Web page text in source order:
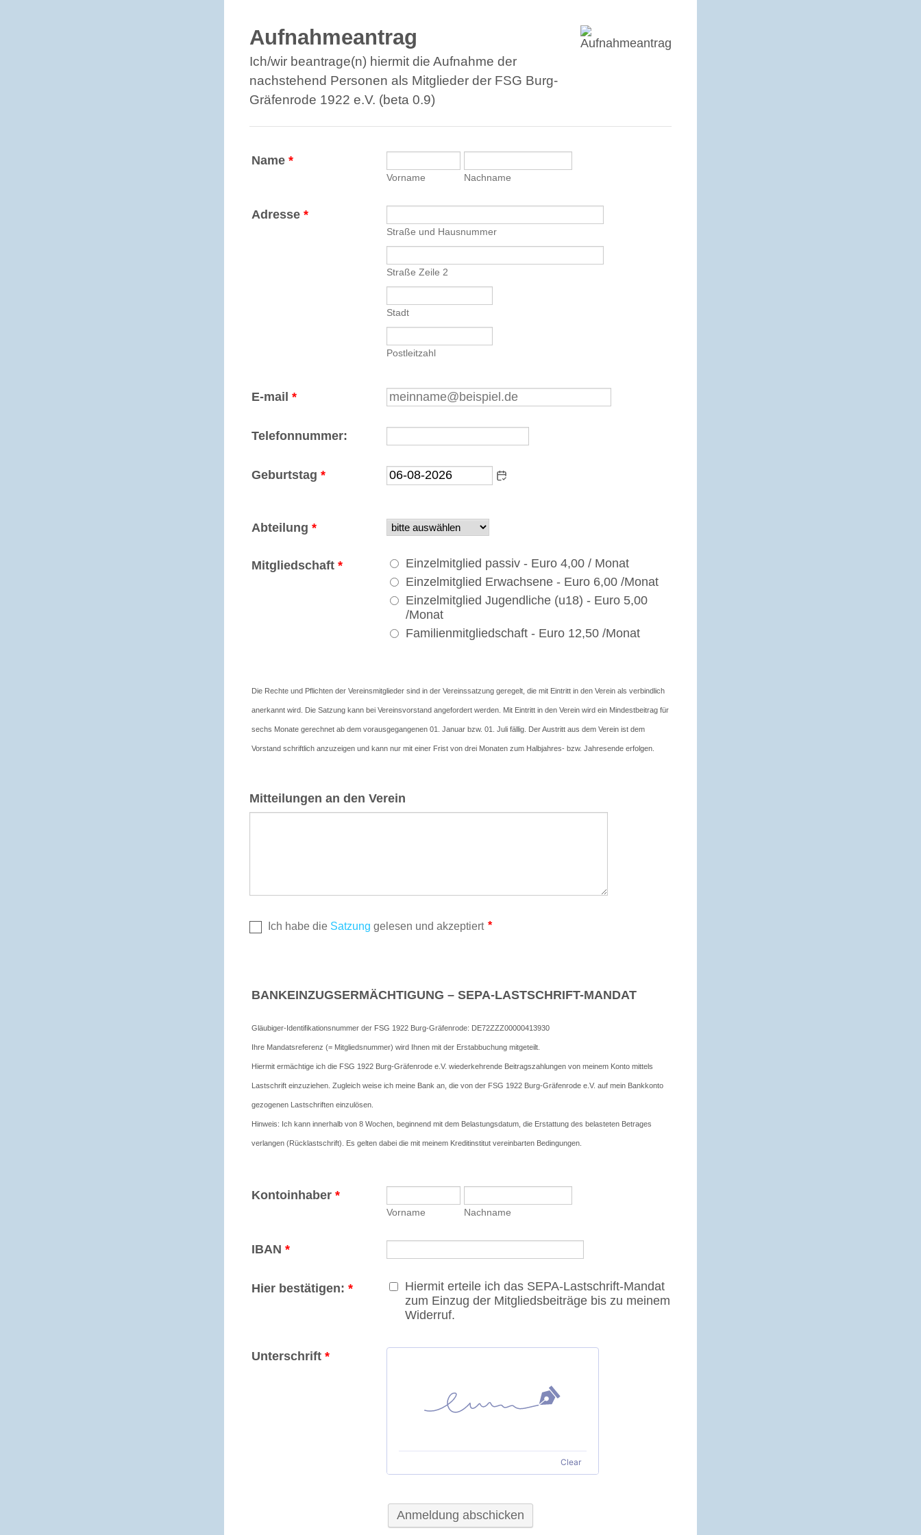
Aufnahmeantrag
Ich/wir beantrage(n) hiermit die Aufnahme der
nachstehend Personen als Mitglieder der FSG Burg-
Gräfenrode 1922 e.V. (beta 0.9)
Name *
Vorname Nachname
Adresse *
Straße und Hausnummer
Straße Zeile 2
Stadt
Postleitzahl
E-mail *
Telefonnummer:
Geburtstag *
Abteilung *
Mitgliedschaft *
Einzelmitglied passiv - Euro 4,00 / Monat
Einzelmitglied Erwachsene - Euro 6,00 /Monat
Einzelmitglied Jugendliche (u18) - Euro 5,00
/Monat
Familienmitgliedschaft - Euro 12,50 /Monat
Die Rechte und Pflichten der Vereinsmitglieder sind in der Vereinssatzung geregelt, die mit Eintritt in den Verein als verbindlich
anerkannt wird. Die Satzung kann bei Vereinsvorstand angefordert werden. Mit Eintritt in den Verein wird ein Mindestbeitrag für
sechs Monate gerechnet ab dem vorausgegangenen 01. Januar bzw. 01. Juli fällig. Der Austritt aus dem Verein ist dem
Vorstand schriftlich anzuzeigen und kann nur mit einer Frist von drei Monaten zum Halbjahres- bzw. Jahresende erfolgen.
Mitteilungen an den Verein
BANKEINZUGSERMÄCHTIGUNG – SEPA-LASTSCHRIFT-MANDAT
Gläubiger-Identifikationsnummer der FSG 1922 Burg-Gräfenrode: DE72ZZZ00000413930
Ihre Mandatsreferenz (= Mitgliedsnummer) wird Ihnen mit der Erstabbuchung mitgeteilt.
Hiermit ermächtige ich die FSG 1922 Burg-Gräfenrode e.V. wiederkehrende Beitragszahlungen von meinem Konto mittels
Lastschrift einzuziehen. Zugleich weise ich meine Bank an, die von der FSG 1922 Burg-Gräfenrode e.V. auf mein Bankkonto
gezogenen Lastschriften einzulösen.
Hinweis: Ich kann innerhalb von 8 Wochen, beginnend mit dem Belastungsdatum, die Erstattung des belasteten Betrages
verlangen (Rücklastschrift). Es gelten dabei die mit meinem Kreditinstitut vereinbarten Bedingungen.
Kontoinhaber *
Vorname Nachname
IBAN *
Hier bestätigen: *
Hiermit erteile ich das SEPA-Lastschrift-Mandat
zum Einzug der Mitgliedsbeiträge bis zu meinem
Widerruf.
Unterschrift *
Clear
Anmeldung abschicken